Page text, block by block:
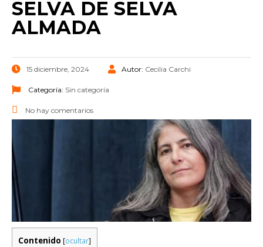
SELVA DE SELVA
ALMADA
15 diciembre, 2024 Autor: Cecilia Carchi
Categoría: Sin categoría
No hay comentarios
Contenido [ocultar]